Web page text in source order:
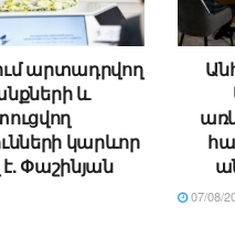
արտադրվող
և
կարևոր
Փաշինյան
07/08/